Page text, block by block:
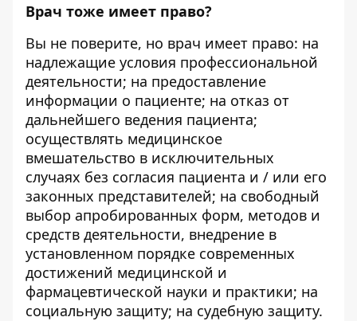
Врач тоже имеет право?
Вы не поверите, но врач имеет право: на
надлежащие условия профессиональной
деятельности; на предоставление
информации о пациенте; на отказ от
дальнейшего ведения пациента;
осуществлять медицинское
вмешательство в исключительных
случаях без согласия пациента и / или его
законных представителей; на свободный
выбор апробированных форм, методов и
средств деятельности, внедрение в
установленном порядке современных
достижений медицинской и
фармацевтической науки и практики; на
социальную защиту; на судебную защиту.